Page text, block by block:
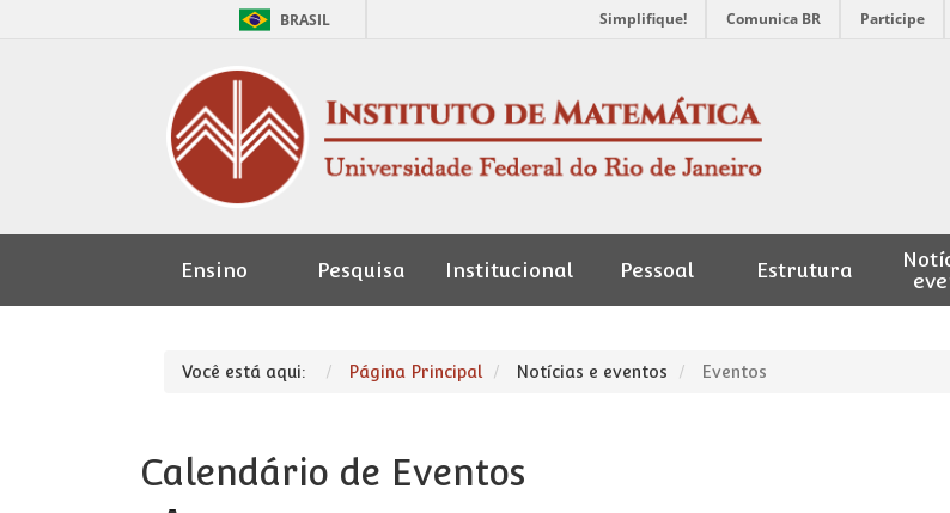
BRASIL Simplifique! Comunica BR Participe
Ensino Pesquisa Institucional Pessoal Estrutura
Você está aqui: Página Principal Notícias e eventos Eventos
Calendário de Eventos